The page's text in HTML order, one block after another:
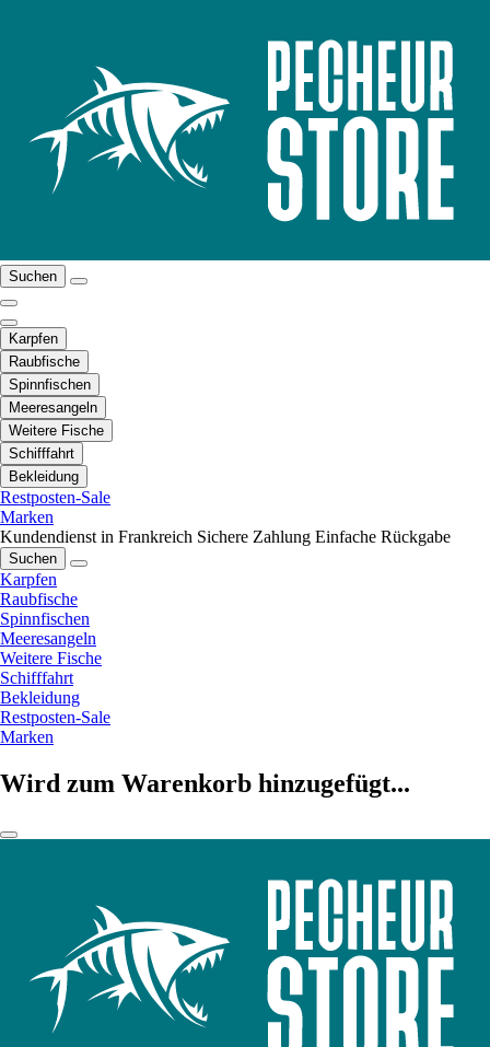
Suchen
Karpfen
Raubfische
Spinnfischen
Meeresangeln
Weitere Fische
Schifffahrt
Bekleidung
Restposten-Sale
Marken
Kundendienst in Frankreich Sichere Zahlung Einfache Rückgabe
Suchen
Karpfen
Raubfische
Spinnfischen
Meeresangeln
Weitere Fische
Schifffahrt
Bekleidung
Restposten-Sale
Marken
Wird zum Warenkorb hinzugefügt...